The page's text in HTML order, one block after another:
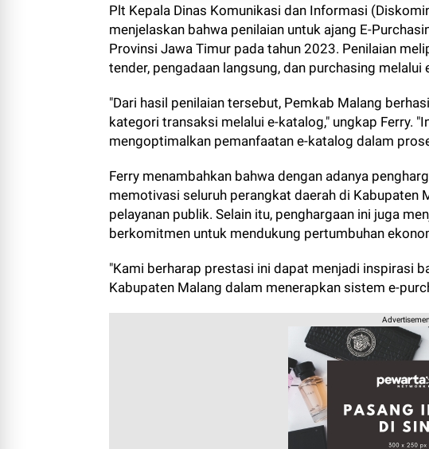
Plt Kepala Dinas Komunikasi dan Informasi
menjelaskan bahwa penilaian untuk ajang E-
Provinsi Jawa Timur pada tahun 2023. Penilaian
tender, pengadaan langsung, dan purchasing melalui
"Dari hasil penilaian tersebut, Pemkab Malang
kategori transaksi melalui e-katalog," ungkap Ferry.
mengoptimalkan pemanfaatan e-katalog dalam
Ferry menambahkan bahwa dengan adanya
memotivasi seluruh perangkat daerah di Kabupaten
pelayanan publik. Selain itu, penghargaan ini juga
berkomitmen untuk mendukung pertumbuhan
"Kami berharap prestasi ini dapat menjadi inspirasi
Kabupaten Malang dalam menerapkan sistem e-